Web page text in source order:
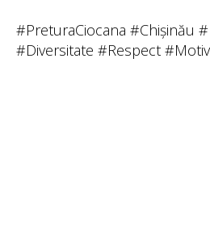
#PreturaCiocana #Chișinău
#Diversitate #Respect